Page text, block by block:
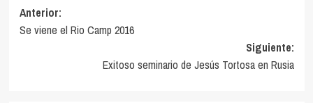
Navegación
de
Anterior:
Se viene el Rio Camp 2016
Siguiente:
Exitoso seminario de Jesús Tortosa en Rusia